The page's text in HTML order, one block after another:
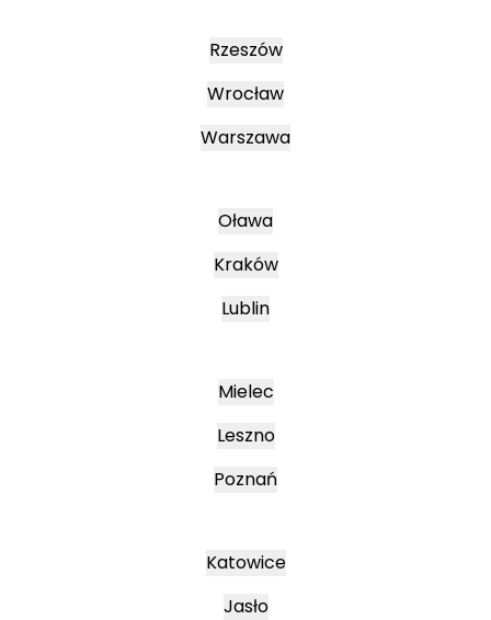
Rzeszów
Wrocław
Warszawa
Oława
Kraków
Lublin
Mielec
Leszno
Poznań
Katowice
Jasło